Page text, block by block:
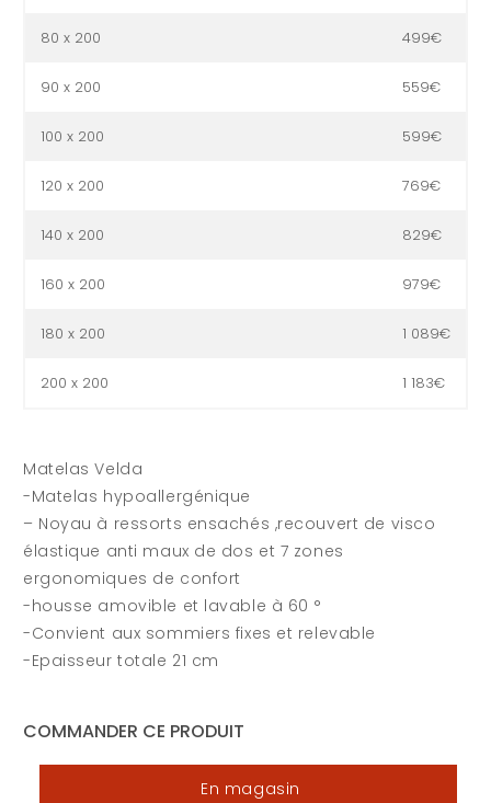
80 x 200 499€
90 x 200 559€
100 x 200 599€
120 x 200 769€
140 x 200 829€
160 x 200 979€
180 x 200 1 089€
200 x 200 1 183€
Matelas Velda
-Matelas hypoallergénique
– Noyau à ressorts ensachés ,recouvert de visco
élastique anti maux de dos et 7 zones
ergonomiques de confort
-housse amovible et lavable à 60 °
-Convient aux sommiers fixes et relevable
-Epaisseur totale 21 cm
COMMANDER CE PRODUIT
En magasin